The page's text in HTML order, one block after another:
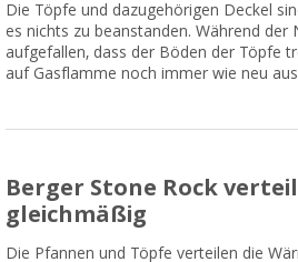
Die Töpfe und dazugehörigen Deckel
es nichts zu beanstanden. Während der
aufgefallen, dass der Böden der Töpfe
auf Gasflamme noch immer wie neu
Berger Stone Rock
gleichmäßig
Die Pfannen und Töpfe verteilen die